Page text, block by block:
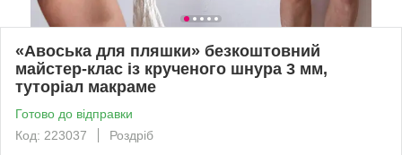
«Авоська для пляшки» безкоштовний
майстер-клас із крученого шнура 3 мм,
туторіал макраме
Готово до відправки
Код: 223037
Роздріб